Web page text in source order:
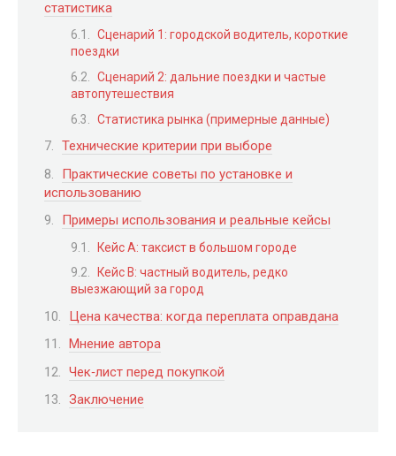
статистика
Сценарий 1: городской водитель, короткие
поездки
Сценарий 2: дальние поездки и частые
автопутешествия
Статистика рынка (примерные данные)
Технические критерии при выборе
Практические советы по установке и
использованию
Примеры использования и реальные кейсы
Кейс A: таксист в большом городе
Кейс B: частный водитель, редко
выезжающий за город
Цена качества: когда переплата оправдана
Мнение автора
Чек‑лист перед покупкой
Заключение